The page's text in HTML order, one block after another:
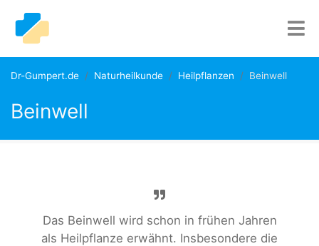
Dr-Gumpert.de Naturheilkunde Heilpflanzen Beinwell
Beinwell
Das Beinwell wird schon in frühen Jahren
als Heilpflanze erwähnt. Insbesondere die